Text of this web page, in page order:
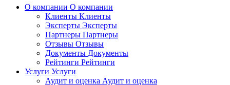
О компании О компании
Клиенты Клиенты
Эксперты Эксперты
Партнеры Партнеры
Отзывы Отзывы
Документы Документы
Рейтинги Рейтинги
Услуги Услуги
Аудит и оценка Аудит и оценка